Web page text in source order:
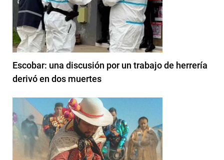
Escobar: una discusión por un trabajo de herrería
derivó en dos muertes